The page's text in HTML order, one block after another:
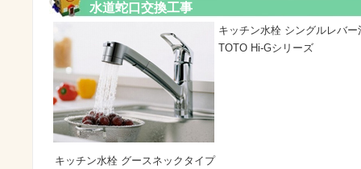
水道蛇口交換工事
キッチン水栓 シングルレバ
TOTO Hi-Gシリーズ
キッチン水栓 グースネックタイプ